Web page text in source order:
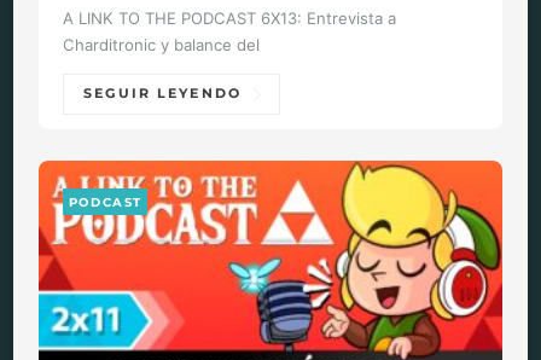
A LINK TO THE PODCAST 6X13: Entrevista a
Charditronic y balance del
SEGUIR LEYENDO
PODCAST